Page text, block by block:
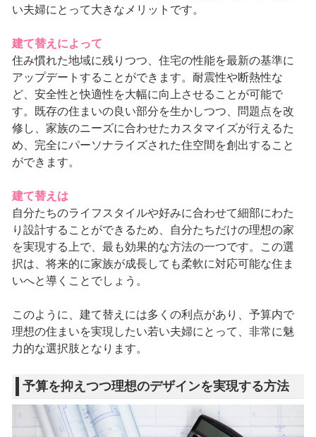
い夫婦にとって大きなメリットです。
建て替えによって
住み慣れた地域に残りつつ、住宅の性能を最新の基準に
アップデートすることができます。耐震性や断熱性な
ど、安全性と快適性を大幅に向上させることが可能で
す。既存の住まいの良い部分を生かしつつ、問題点を改
修し、家族のニーズに合わせたカスタマイズが行えるた
め、完全にパーソナライズされた住空間を創出すること
ができます。
建て替えは
自分たちのライフスタイルや好みに合わせて細部にわた
り設計することができるため、自分たちだけの理想の家
を実現する上で、最も効果的な方法の一つです。この選
択は、将来的に家族が成長しても柔軟に対応可能な住ま
いへと導くことでしょう。
このように、建て替えには多くの利点があり、予算内で
理想の住まいを実現したい若い夫婦にとって、非常に魅
力的な選択肢となります。
予算を抑えつつ理想のデザインを実現する方法